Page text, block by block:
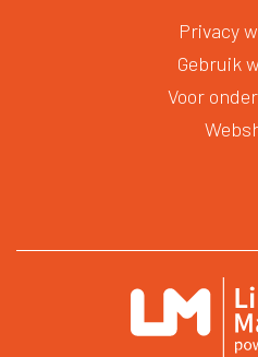
Privacy
Gebruik
Voor